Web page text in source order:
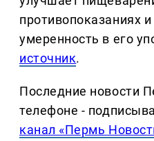
противопоказаниях
умеренность в его
источник.
Последние новости
телефоне -
канал «Пермь